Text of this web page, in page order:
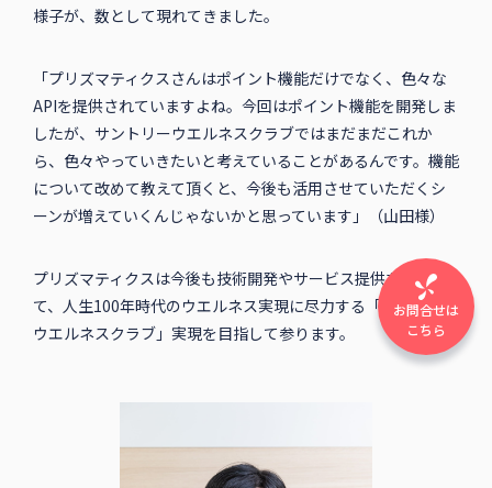
様子が、数として現れてきました。
「プリズマティクスさんはポイント機能だけでなく、色々な
APIを提供されていますよね。今回はポイント機能を開発しま
したが、サントリーウエルネスクラブではまだまだこれか
ら、色々やっていきたいと考えていることがあるんです。機能
について改めて教えて頂くと、今後も活用させていただくシ
ーンが増えていくんじゃないかと思っています」（山田様）
プリズマティクスは今後も技術開発やサービス提供を通し
て、人生100年時代のウエルネス実現に尽力する「サントリー
ウエルネスクラブ」実現を目指して参ります。
お問合せは
こちら